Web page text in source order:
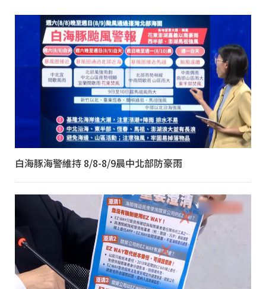
白海豚海警維持 8/8-8/9晨中北部防豪雨